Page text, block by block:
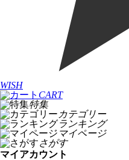
WISH
CART
特集
カテゴリー
ランキング
マイページ
さがす
マイアカウント